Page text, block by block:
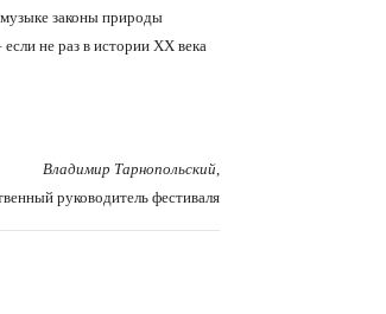
законы природы
не раз в истории ХХ века
Владимир Тарнопольский,
руководитель фестиваля